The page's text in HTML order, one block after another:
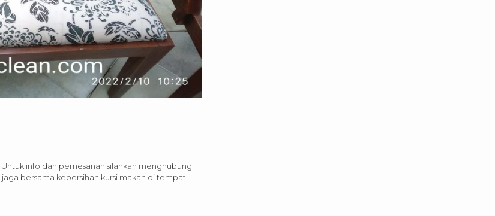
info dan pemesanan silahkan menghubungi
bersama kebersihan kursi makan di tempat